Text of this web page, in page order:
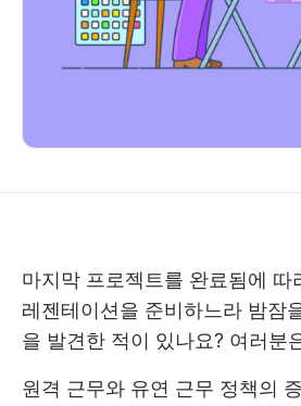
마지막 프로젝트를 완료됨에 따
레젠테이션을 준비하느라 밤잠
을 발견한 적이 있나요? 여러분
원격 근무와 유연 근무 정책의